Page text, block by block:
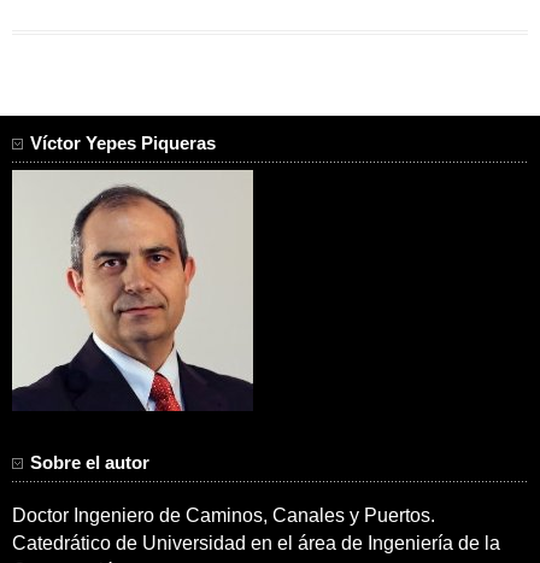
Víctor Yepes Piqueras
Sobre el autor
Doctor Ingeniero de Caminos, Canales y Puertos.
Catedrático de Universidad en el área de Ingeniería de la